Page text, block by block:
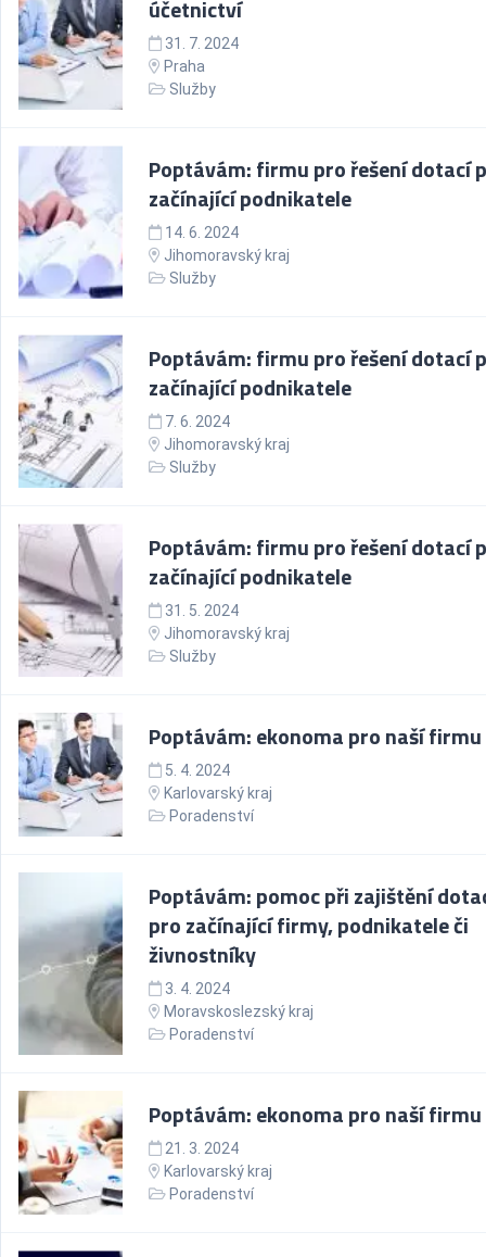
účetnictví
31. 7. 2024
Praha
Služby
Poptávám: firmu pro řešení dotací
začínající podnikatele
14. 6. 2024
Jihomoravský kraj
Služby
Poptávám: firmu pro řešení dotací
začínající podnikatele
7. 6. 2024
Jihomoravský kraj
Služby
Poptávám: firmu pro řešení dotací
začínající podnikatele
31. 5. 2024
Jihomoravský kraj
Služby
Poptávám: ekonoma pro naší firmu
5. 4. 2024
Karlovarský kraj
Poradenství
Poptávám: pomoc při zajištění
pro začínající firmy, podnikatele či
živnostníky
3. 4. 2024
Moravskoslezský kraj
Poradenství
Poptávám: ekonoma pro naší firmu
21. 3. 2024
Karlovarský kraj
Poradenství